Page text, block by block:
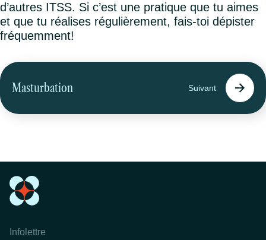
d’autres ITSS. Si c’est une pratique que tu aimes
et que tu réalises régulièrement, fais-toi dépister
fréquemment!
Masturbation Suivant
Infolettre